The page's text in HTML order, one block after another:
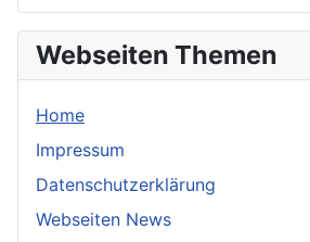
Webseiten Themen
Home
Impressum
Datenschutzerklärung
Webseiten News